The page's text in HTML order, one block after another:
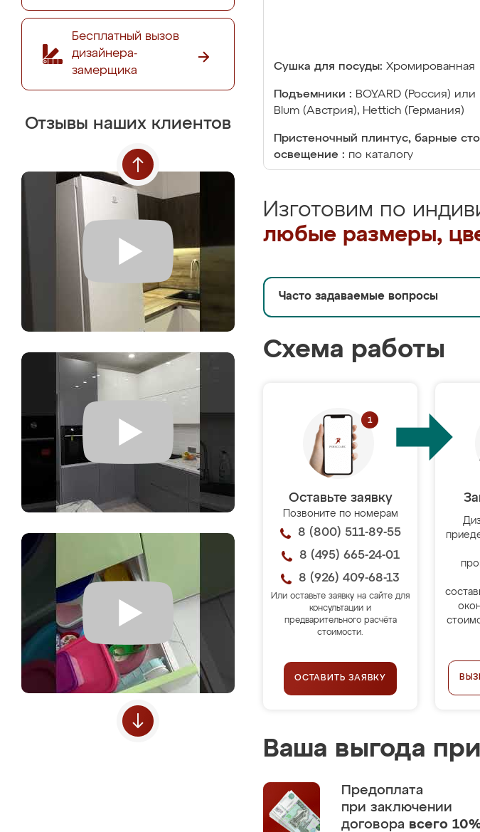
Бесплатный вызов
дизайнера-
замерщика
Отзывы наших клиентов
Сушка для посуды: Хромированная
Подъемники : BOYARD (Россия)
Blum (Австрия), Hettich (Германия)
Пристеночный плинтус, барные
освещение : по каталогу
Изготовим по
любые размеры,
Часто задаваемые вопросы
Схема работы
Оставьте заявку
Позвоните по номерам
8 (800) 511-89-55
8 (495) 665-24-01
8 (926) 409-68-13
Или оставьте заявку на сайте для
консультации и
предварительного расчёта
стоимости.
ОСТАВИТЬ ЗАЯВКУ
Ваша выгода
Предоплата
при заключении
договора всего